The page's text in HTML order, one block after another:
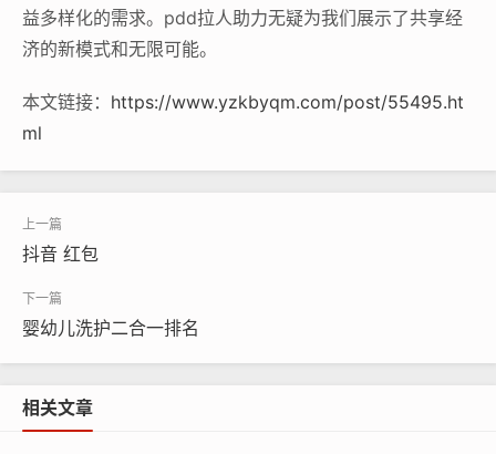
益多样化的需求。pdd拉人助力无疑为我们展示了共享经
济的新模式和无限可能。
本文链接： https://www.yzkbyqm.com/post/55495.ht
ml
抖音 红包
婴幼儿洗护二合一排名
相关文章